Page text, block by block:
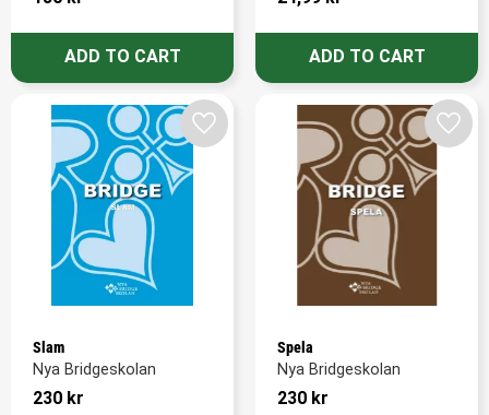
Slam
Nya Bridgeskolan
230 kr
Add to favorites
Spela
Nya Bridgeskolan
230 kr
Add